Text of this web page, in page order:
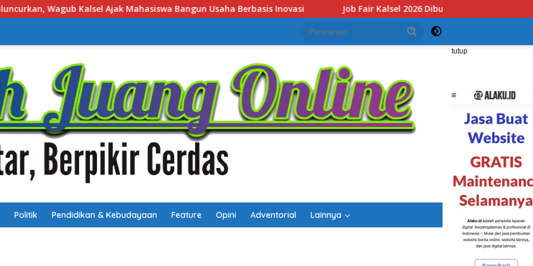
Bangun Usaha Berbasis Inovasi Job Fair Kalsel 2026 Dibuka, Sediakan Hampir 2.000 Lowongan Kerja dan Perkuat
tutup
Politik Pendidikan & Kebudayaan Feature Opini Adventorial Lainnya